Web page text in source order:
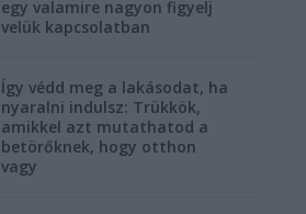
egy valamire nagyon figyelj
velük kapcsolatban
Így védd meg a lakásodat, ha
nyaralni indulsz: Trükkök,
amikkel azt mutathatod a
betörőknek, hogy otthon
vagy